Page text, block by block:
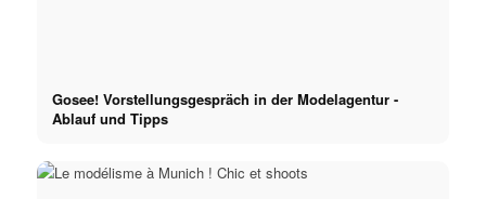
Gosee! Vorstellungsgespräch in der Modelagentur -
Ablauf und Tipps